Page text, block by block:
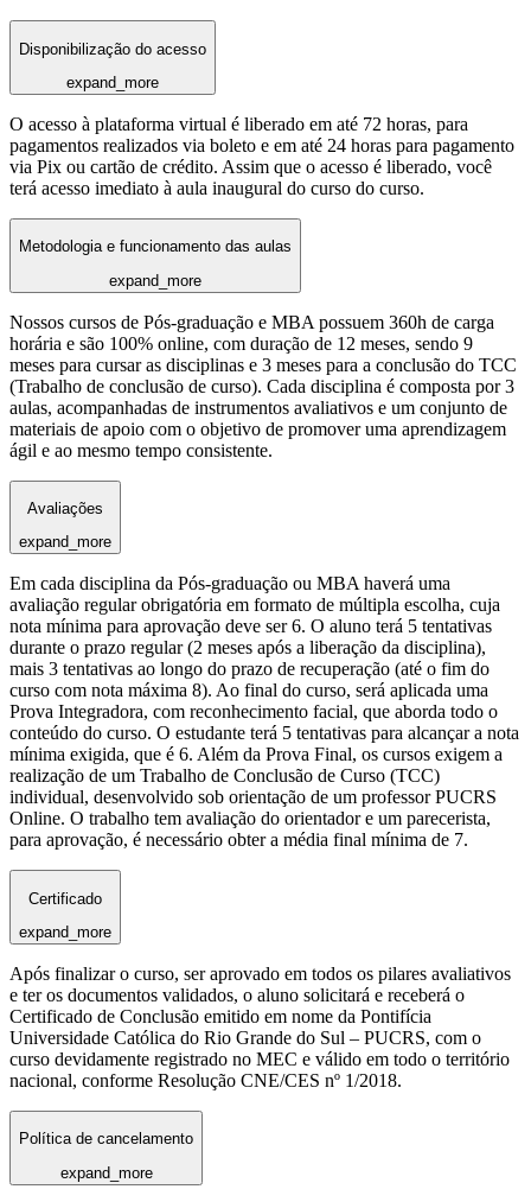
Disponibilização do acesso
expand_more
O acesso à plataforma virtual é liberado em até 72 horas, para
pagamentos realizados via boleto e em até 24 horas para pagamento
via Pix ou cartão de crédito. Assim que o acesso é liberado, você
terá acesso imediato à aula inaugural do curso do curso.
Metodologia e funcionamento das aulas
expand_more
Nossos cursos de Pós-graduação e MBA possuem 360h de carga
horária e são 100% online, com duração de 12 meses, sendo 9
meses para cursar as disciplinas e 3 meses para a conclusão do TCC
(Trabalho de conclusão de curso). Cada disciplina é composta por 3
aulas, acompanhadas de instrumentos avaliativos e um conjunto de
materiais de apoio com o objetivo de promover uma aprendizagem
ágil e ao mesmo tempo consistente.
Avaliações
expand_more
Em cada disciplina da Pós-graduação ou MBA haverá uma
avaliação regular obrigatória em formato de múltipla escolha, cuja
nota mínima para aprovação deve ser 6. O aluno terá 5 tentativas
durante o prazo regular (2 meses após a liberação da disciplina),
mais 3 tentativas ao longo do prazo de recuperação (até o fim do
curso com nota máxima 8). Ao final do curso, será aplicada uma
Prova Integradora, com reconhecimento facial, que aborda todo o
conteúdo do curso. O estudante terá 5 tentativas para alcançar a nota
mínima exigida, que é 6. Além da Prova Final, os cursos exigem a
realização de um Trabalho de Conclusão de Curso (TCC)
individual, desenvolvido sob orientação de um professor PUCRS
Online. O trabalho tem avaliação do orientador e um parecerista,
para aprovação, é necessário obter a média final mínima de 7.
Certificado
expand_more
Após finalizar o curso, ser aprovado em todos os pilares avaliativos
e ter os documentos validados, o aluno solicitará e receberá o
Certificado de Conclusão emitido em nome da Pontifícia
Universidade Católica do Rio Grande do Sul – PUCRS, com o
curso devidamente registrado no MEC e válido em todo o território
nacional, conforme Resolução CNE/CES nº 1/2018.
Política de cancelamento
expand_more